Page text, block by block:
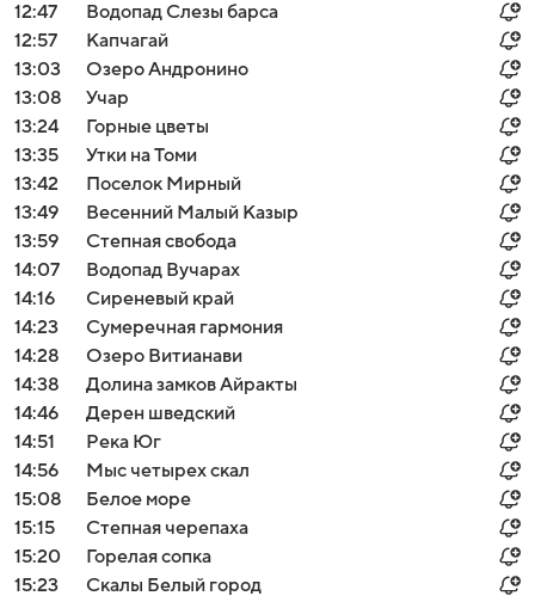
Регистрация
12:47
Водопад Слезы барса
12:57
Капчагай
13:03
Озеро Андронино
13:08
Учар
13:24
Горные цветы
13:35
Утки на Томи
13:42
Поселок Мирный
13:49
Весенний Малый Казыр
13:59
Степная свобода
14:07
Водопад Вучарах
14:16
Сиреневый край
14:23
Сумеречная гармония
14:28
Озеро Витианави
14:38
Долина замков Айракты
14:46
Дерен шведский
14:51
Река Юг
14:56
Мыс четырех скал
15:08
Белое море
15:15
Cтепная черепаха
15:20
Горелая сопка
15:23
Скалы Белый город